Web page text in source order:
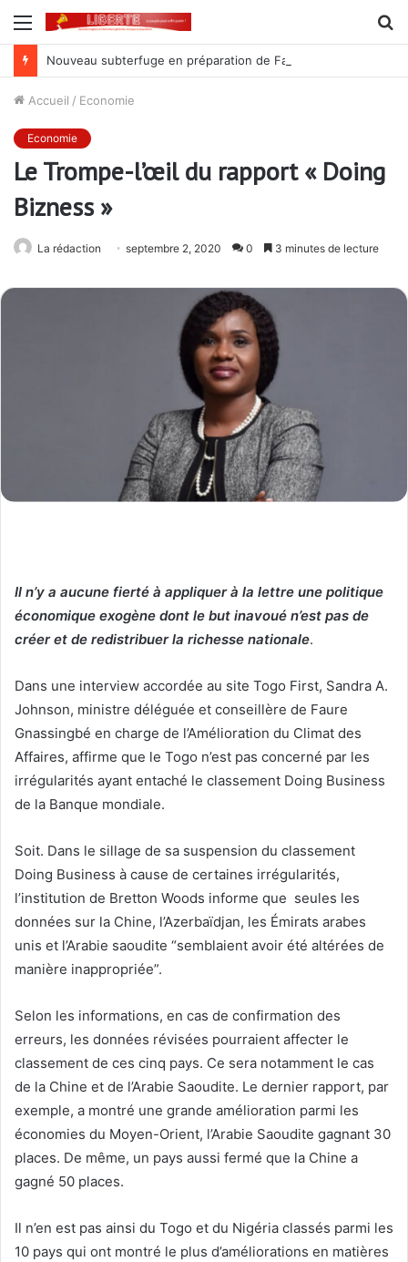
Menu
Accueil / Economie
Economie
Le Trompe-l’œil du rapport « Doing
Bizness »
La rédaction septembre 2, 2020 0 3 minutes de lecture
Il n’y a aucune fierté à appliquer à la lettre une politique
économique exogène dont le but inavoué n’est pas de
créer et de redistribuer la richesse nationale.
Dans une interview accordée au site Togo First, Sandra A.
Johnson, ministre déléguée et conseillère de Faure
Gnassingbé en charge de l’Amélioration du Climat des
Affaires, affirme que le Togo n’est pas concerné par les
irrégularités ayant entaché le classement Doing Business
de la Banque mondiale.
Soit. Dans le sillage de sa suspension du classement
Doing Business à cause de certaines irrégularités,
l’institution de Bretton Woods informe que seules les
données sur la Chine, l’Azerbaïdjan, les Émirats arabes
unis et l’Arabie saoudite “semblaient avoir été altérées de
manière inappropriée”.
Selon les informations, en cas de confirmation des
erreurs, les données révisées pourraient affecter le
classement de ces cinq pays. Ce sera notamment le cas
de la Chine et de l’Arabie Saoudite. Le dernier rapport, par
exemple, a montré une grande amélioration parmi les
économies du Moyen-Orient, l’Arabie Saoudite gagnant 30
places. De même, un pays aussi fermé que la Chine a
gagné 50 places.
Il n’en est pas ainsi du Togo et du Nigéria classés parmi les
10 pays qui ont montré le plus d’améliorations en matières